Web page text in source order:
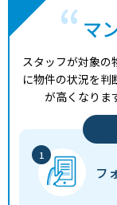
マ
スタッフが対象の
に物件の状況を
が高くなりま
フ